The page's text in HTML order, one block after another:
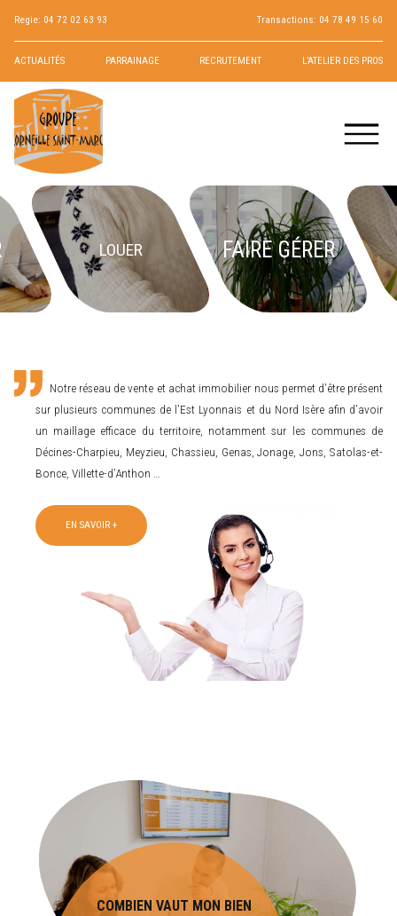
Regie: 04 72 02 63 93 Transactions: 04 78 49 15 60
ACTUALITÉS PARRAINAGE RECRUTEMENT L’ATELIER DES PROS
LOUER FAIRE GÉRER
Notre réseau de vente et achat immobilier nous permet d’être présent
sur plusieurs communes de l’Est Lyonnais et du Nord Isère afin d’avoir
un maillage efficace du territoire, notamment sur les communes de
Décines-Charpieu, Meyzieu, Chassieu, Genas, Jonage, Jons, Satolas-et-
Bonce, Villette-d’Anthon …
EN SAVOIR +
COMBIEN VAUT MON BIEN